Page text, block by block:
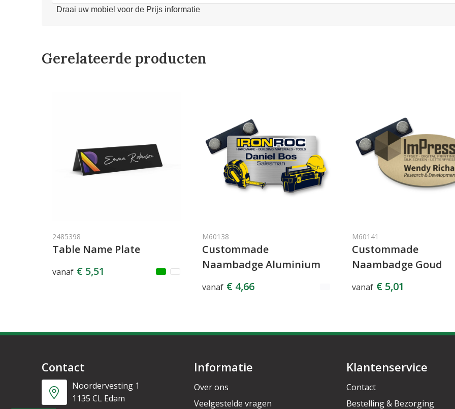
Draai uw mobiel voor de Prijs informatie
Gerelateerde producten
2485398
Table Name Plate
vanaf € 5,51
M60138
Custommade
Naambadge Aluminium
vanaf € 4,66
M60141
Custommade
Naambadge Goud
vanaf € 5,01
Contact
Noordervesting 1
1135 CL Edam
Informatie
Over ons
Veelgestelde vragen
Klantenservice
Contact
Bestelling & Bezorging